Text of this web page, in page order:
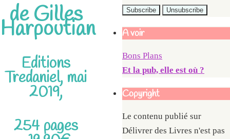
de Gilles
Harpoutian
Editions
Tredaniel, mai
2019,
254 pages
A voir
Bons Plans
Et la pub, elle est où ?
Copyright
Le contenu publié sur
Délivrer des Livres n'est pas